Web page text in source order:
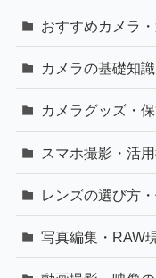
おすすめカメラ
カメラの基礎知識
カメラグッズ・
スマホ撮影・活
レンズの選び方
写真編集・RAW